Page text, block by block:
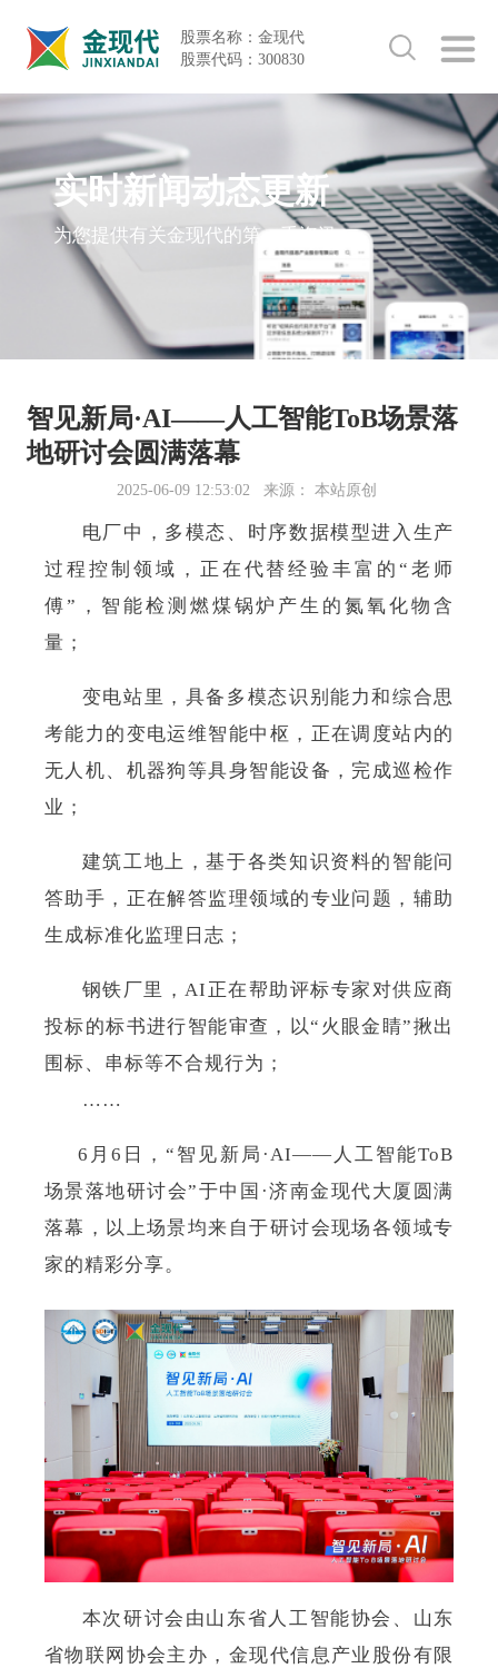
股票名称：金现代
股票代码：300830
实时新闻动态更新
为您提供有关金现代的第一手资讯
智见新局·AI——人工智能ToB场景落
地研讨会圆满落幕
2025-06-09 12:53:02 来源： 本站原创
电厂中，多模态、时序数据模型进入生产
过程控制领域，正在代替经验丰富的“老师
傅”，智能检测燃煤锅炉产生的氮氧化物含
量；
变电站里，具备多模态识别能力和综合思
考能力的变电运维智能中枢，正在调度站内的
无人机、机器狗等具身智能设备，完成巡检作
业；
建筑工地上，基于各类知识资料的智能问
答助手，正在解答监理领域的专业问题，辅助
生成标准化监理日志；
钢铁厂里，AI正在帮助评标专家对供应商
投标的标书进行智能审查，以“火眼金睛”揪出
围标、串标等不合规行为；
……
6月6日，“智见新局·AI——人工智能ToB
场景落地研讨会”于中国·济南金现代大厦圆满
落幕，以上场景均来自于研讨会现场各领域专
家的精彩分享。
本次研讨会由山东省人工智能协会、山东
省物联网协会主办，金现代信息产业股份有限